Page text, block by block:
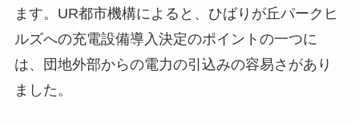
ます。UR都市機構によると、ひばりが丘パークヒ
ルズへの充電設備導入決定のポイントの一つに
は、団地外部からの電力の引込みの容易さがあり
ました。